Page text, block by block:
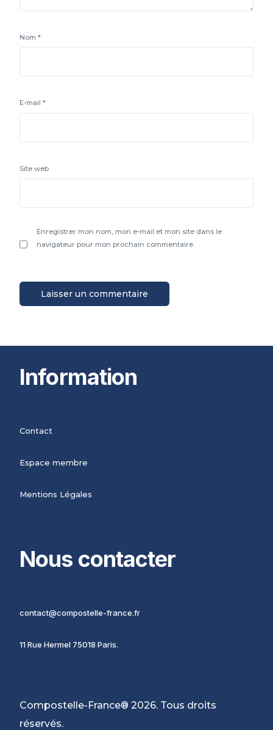
Nom*
E-mail*
Site web
Enregistrer mon nom, mon e-mail et mon site dans le
navigateur pour mon prochain commentaire.
Information
Contact
Espace membre
Mentions Légales
Nous contacter
contact@compostelle-france.fr
11 Rue Hermel 75018 Paris.
Compostelle-France® 2026. Tous droits
réservés.